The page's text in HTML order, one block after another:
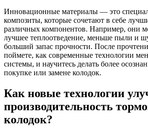
Инновационные материалы — это
композиты, которые сочетают в себе
различных компонентов. Например, они
лучшее теплоотведение, меньше пыли и
больший запас прочности. После
поймете, как современные технологии
системы, и научитесь делать более
покупке или замене колодок.
Как новые технологии
производительность
колодок?